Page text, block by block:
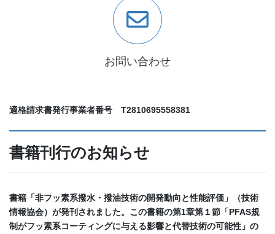
お問い合わせ
適格請求書発行事業者番号 T2810695558381
書籍刊行のお知らせ
書籍「非フッ素系撥水・撥油技術の開発動向と性能評価」（技術
情報協会）が発刊されました。この書籍の第1章第１節「PFAS規
制がフッ素系コーティングに与える影響と代替技術の可能性」の